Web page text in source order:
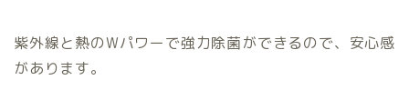
紫外線と熱のWパワーで強力除菌ができるので、安心感
があります。